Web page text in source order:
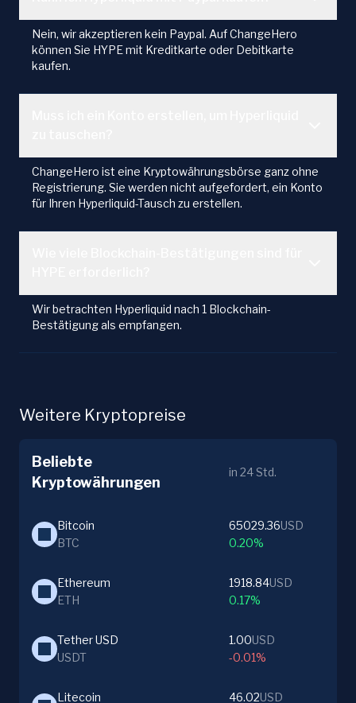
Nein, wir akzeptieren kein Paypal. Auf ChangeHero
können Sie HYPE mit Kreditkarte oder Debitkarte
kaufen.
ChangeHero ist eine Kryptowährungsbörse ganz ohne
Registrierung. Sie werden nicht aufgefordert, ein Konto
für Ihren Hyperliquid-Tausch zu erstellen.
Wir betrachten Hyperliquid nach 1 Blockchain-
Bestätigung als empfangen.
Weitere Kryptopreise
Beliebte
Kryptowährungen
in 24 Std.
Bitcoin
BTC
65029.36USD
0.20%
Ethereum
ETH
1918.84USD
0.17%
Tether USD
USDT
1.00USD
-0.01%
Litecoin 46.02USD